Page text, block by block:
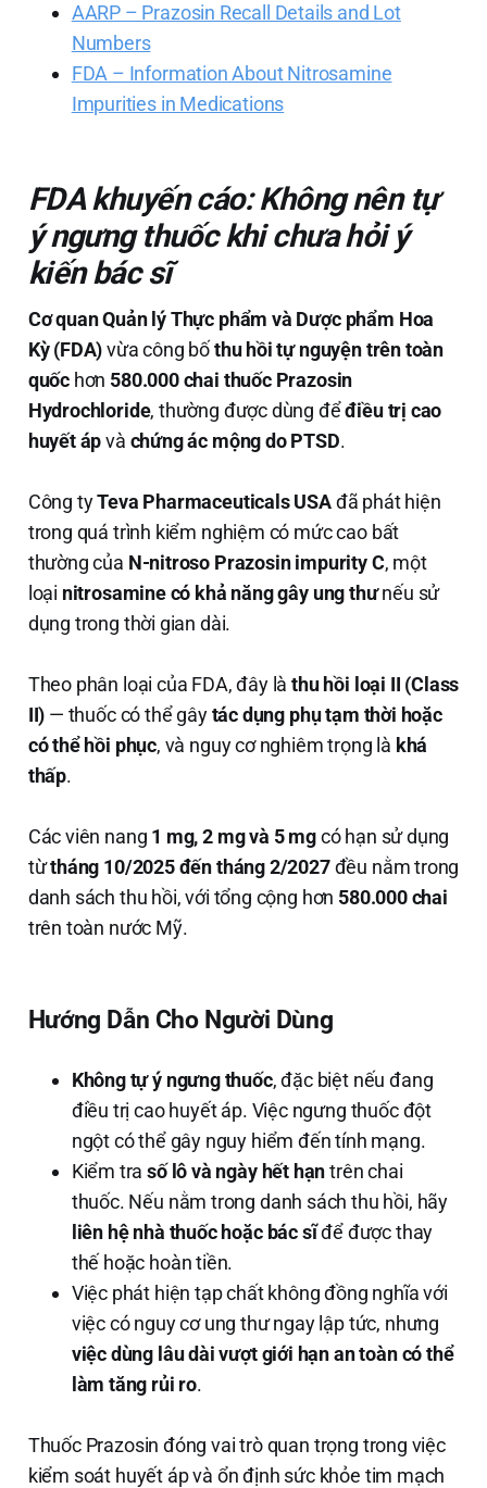
AARP – Prazosin Recall Details and Lot
Numbers
FDA – Information About Nitrosamine
Impurities in Medications
FDA khuyến cáo: Không nên tự
ý ngưng thuốc khi chưa hỏi ý
kiến bác sĩ
Cơ quan Quản lý Thực phẩm và Dược phẩm Hoa
Kỳ (FDA)vừa công bốthu hồi tự nguyện trên toàn
quốchơn 580.000 chai thuốc Prazosin
Hydrochloride, thường được dùng đểđiều trị cao
huyết ápvà chứng ác mộng do PTSD.
Công tyTeva Pharmaceuticals USAđã phát hiện
trong quá trình kiểm nghiệm có mức cao bất
thường của N-nitroso Prazosin impurity C, một
loại nitrosamine có khả năng gây ung thưnếu sử
dụng trong thời gian dài.
Theo phân loại của FDA, đây làthu hồi loại II (Class
II) — thuốc có thể gâytác dụng phụ tạm thời hoặc
có thể hồi phục, và nguy cơ nghiêm trọng là khá
thấp.
Các viên nang 1 mg, 2 mg và 5 mgcó hạn sử dụng
từtháng 10/2025 đến tháng 2/2027đều nằm trong
danh sách thu hồi, với tổng cộng hơn 580.000 chai
trên toàn nước Mỹ.
Hướng Dẫn Cho Người Dùng
Không tự ý ngưng thuốc, đặc biệt nếu đang
điều trị cao huyết áp. Việc ngưng thuốc đột
ngột có thể gây nguy hiểm đến tính mạng.
Kiểm trasố lô và ngày hết hạntrên chai
thuốc. Nếu nằm trong danh sách thu hồi, hãy
liên hệ nhà thuốc hoặc bác sĩđể được thay
thế hoặc hoàn tiền.
Việc phát hiện tạp chất không đồng nghĩa với
việc có nguy cơ ung thư ngay lập tức, nhưng
việc dùng lâu dài vượt giới hạn an toàn có thể
làm tăng rủi ro.
Thuốc Prazosin đóng vai trò quan trọng trong việc
kiểm soát huyết áp và ổn định sức khỏe tim mạch